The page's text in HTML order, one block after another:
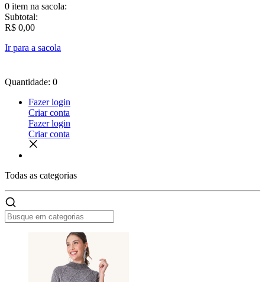
0 item na sacola:
Subtotal:
R$ 0,00
Ir para a sacola
Quantidade: 0
Fazer login
Criar conta
Fazer login
Criar conta
Todas as categorias